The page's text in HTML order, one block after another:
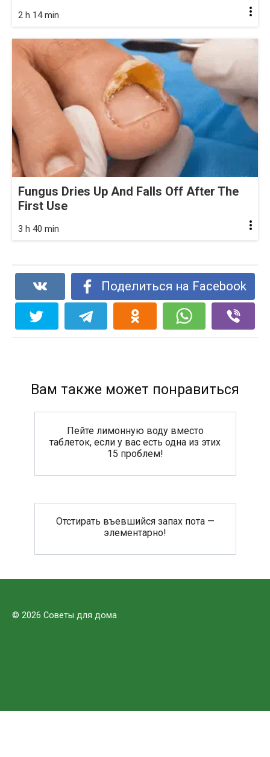
2 h 14 min
Fungus Dries Up And Falls Off After The
First Use
3 h 40 min
Поделиться на Facebook
Вам также может понравиться
Пейте лимонную воду вместо
таблеток, если у вас есть одна из этих
15 проблем!
Отстирать въевшийся запах пота —
элементарно!
© 2026 Советы для дома